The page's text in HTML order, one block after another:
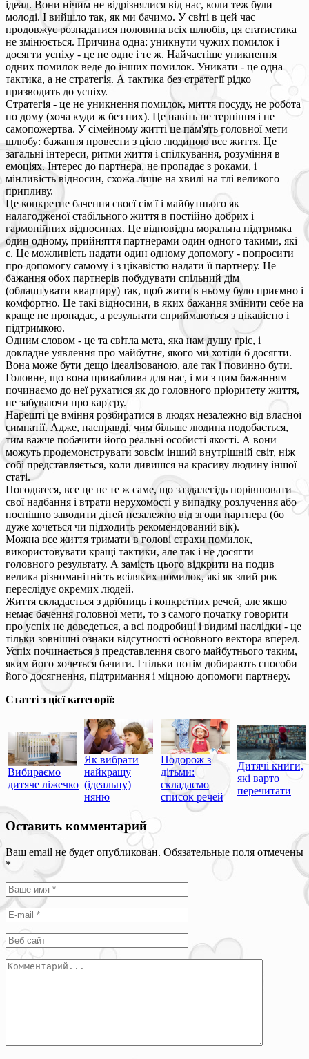
ідеал. Вони нічим не відрізнялися від нас, коли теж були
молоді. І вийшло так, як ми бачимо. У світі в цей час
продовжує розпадатися половина всіх шлюбів, ця статистика
не змінюється. Причина одна: уникнути чужих помилок і
досягти успіху - це не одне і те ж. Найчастіше уникнення
одних помилок веде до інших помилок. Уникати - це одна
тактика, а не стратегія. А тактика без стратегії рідко
призводить до успіху.
Стратегія - це не уникнення помилок, миття посуду, не робота
по дому (хоча куди ж без них). Це навіть не терпіння і не
самопожертва. У сімейному житті це пам'ять головної мети
шлюбу: бажання провести з цією людиною все життя. Це
загальні інтереси, ритми життя і спілкування, розуміння в
емоціях. Інтерес до партнера, не пропадає з роками, і
мінливість відносин, схожа лише на хвилі на тлі великого
припливу.
Це конкретне бачення своєї сім'ї і майбутнього як
налагодженої стабільного життя в постійно добрих і
гармонійних відносинах. Це відповідна моральна підтримка
один одному, прийняття партнерами один одного такими, які
є. Це можливість надати один одному допомогу - попросити
про допомогу самому і з цікавістю надати її партнеру. Це
бажання обох партнерів побудувати спільний дім
(облаштувати квартиру) так, щоб жити в ньому було приємно і
комфортно. Це такі відносини, в яких бажання змінити себе на
краще не пропадає, а результати сприймаються з цікавістю і
підтримкою.
Одним словом - це та світла мета, яка нам душу гріє, і
докладне уявлення про майбутнє, якого ми хотіли б досягти.
Вона може бути дещо ідеалізованою, але так і повинно бути.
Головне, що вона приваблива для нас, і ми з цим бажанням
починаємо до неї рухатися як до головного пріоритету життя,
не забуваючи про кар'єру.
Нарешті це вміння розбиратися в людях незалежно від власної
симпатії. Адже, насправді, чим більше людина подобається,
тим важче побачити його реальні особисті якості. А вони
можуть продемонструвати зовсім інший внутрішній світ, ніж
собі представляється, коли дивишся на красиву людину іншої
статі.
Погодьтеся, все це не те ж саме, що заздалегідь порівнювати
свої надбання і втрати нерухомості у випадку розлучення або
поспішно заводити дітей незалежно від згоди партнера (бо
дуже хочеться чи підходить рекомендований вік).
Можна все життя тримати в голові страхи помилок,
використовувати кращі тактики, але так і не досягти
головного результату. А замість цього відкрити на подив
велика різноманітність всіляких помилок, які як злий рок
переслідує окремих людей.
Життя складається з дрібниць і конкретних речей, але якщо
немає бачення головної мети, то з самого початку говорити
про успіх не доведеться, а всі подробиці і видимі наслідки - це
тільки зовнішні ознаки відсутності основного вектора вперед.
Успіх починається з представлення свого майбутнього таким,
яким його хочеться бачити. І тільки потім добирають способи
його досягнення, підтримання і міцною допомоги партнеру.
Статті з цієї категорії:
Вибираємо
дитяче ліжечко
Як вибрати
найкращу
(ідеальну)
няню
Подорож з
дітьми:
складаємо
список речей
Дитячі книги,
які варто
перечитати
Оставить комментарий
Ваш email не будет опубликован. Обязательные поля отмечены
*